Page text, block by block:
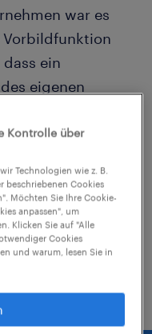
war es
ein
eigenen
der
Aufgrund
für
und bewertet. Da
Kontrolle über
Technologien wie z. B.
beschriebenen Cookies
Möchten Sie Ihre Cookie-
anpassen", um
Klicken Sie auf "Alle
Cookies
und warum, lesen Sie in